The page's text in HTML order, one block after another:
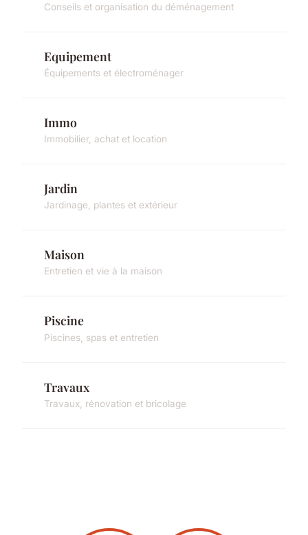
Conseils et organisation du déménagement
Equipement
Équipements et électroménager
Immo
Immobilier, achat et location
Jardin
Jardinage, plantes et extérieur
Maison
Entretien et vie à la maison
Piscine
Piscines, spas et entretien
Travaux
Travaux, rénovation et bricolage